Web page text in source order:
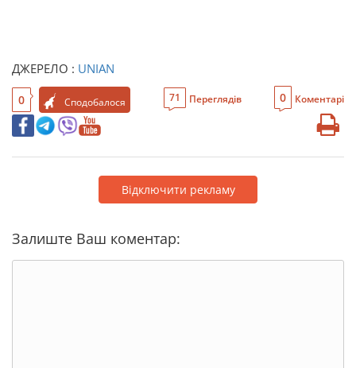
ДЖЕРЕЛО : UNIAN
0 Сподобалося 71 Переглядів 0 Коментарі
Відключити рекламу
Залиште Ваш коментар: